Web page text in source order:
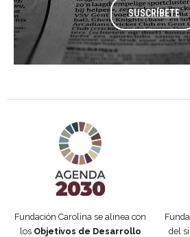
SUSCRÍBETE
Fundación Carolina se alinea con
los Objetivos de Desarrollo
del